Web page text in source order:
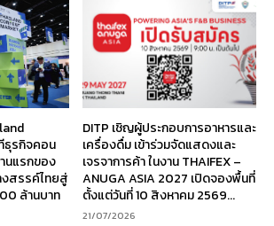
ธุรกิจคอน
นแรกของ
สรรค์ไทยสู่
ล้านบาท
DITP เชิญผู้ประกอบการอาหารและ
เครื่องดื่ม เข้าร่วมจัดแสดงและ
เจรจาการค้า ในงาน THAIFEX –
ANUGA ASIA 2027 เปิดจองพื้นที่
ตั้งแต่วันที่ 10 สิงหาคม 2569...
21/07/2026